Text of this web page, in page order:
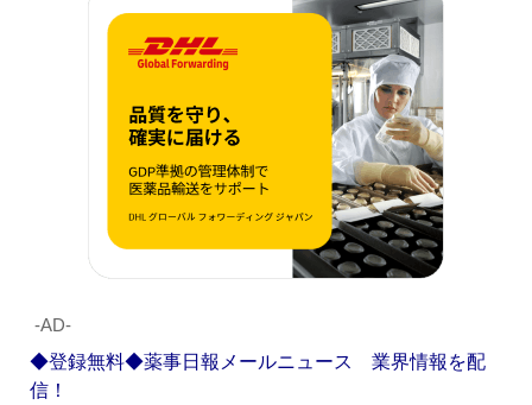
‐AD‐
◆登録無料◆薬事日報メールニュース 業界情報を配
信！